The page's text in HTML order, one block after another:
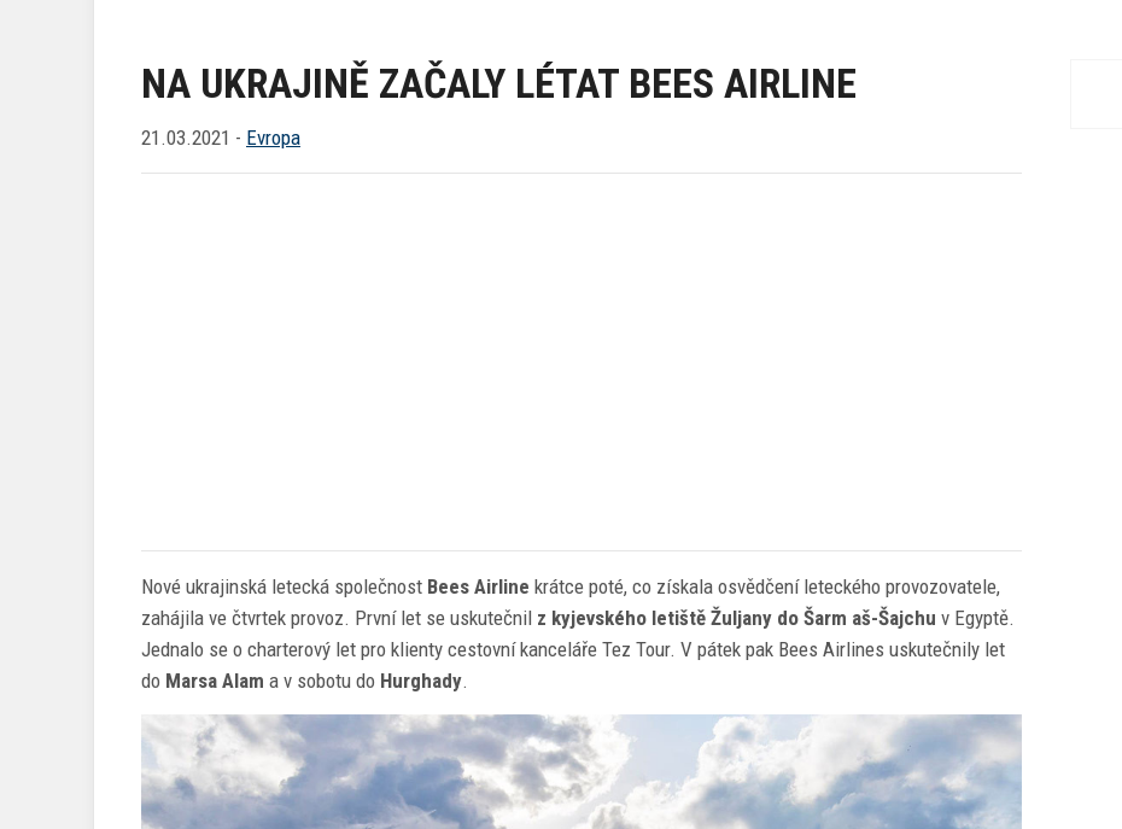
NA UKRAJINĚ ZAČALY LÉTAT BEES AIRLINE
21.03.2021 - Evropa
Nové ukrajinská letecká společnost Bees Airline krátce poté, co získala osvědčení leteckého provozovatele,
zahájila ve čtvrtek provoz. První let se uskutečnil z kyjevského letiště Žuljany do Šarm aš-Šajchu v Egyptě.
Jednalo se o charterový let pro klienty cestovní kanceláře Tez Tour. V pátek pak Bees Airlines uskutečnily let
do Marsa Alam a v sobotu do Hurghady.